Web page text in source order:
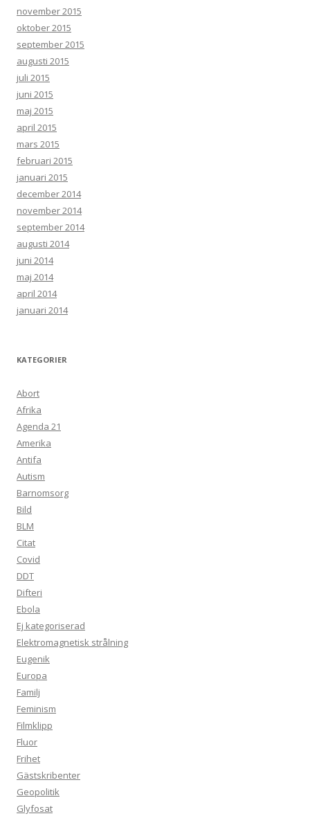
november 2015
oktober 2015
september 2015
augusti 2015
juli 2015
juni 2015
maj 2015
april 2015
mars 2015
februari 2015
januari 2015
december 2014
november 2014
september 2014
augusti 2014
juni 2014
maj 2014
april 2014
januari 2014
KATEGORIER
Abort
Afrika
Agenda 21
Amerika
Antifa
Autism
Barnomsorg
Bild
BLM
Citat
Covid
DDT
Difteri
Ebola
Ej kategoriserad
Elektromagnetisk strålning
Eugenik
Europa
Familj
Feminism
Filmklipp
Fluor
Frihet
Gästskribenter
Geopolitik
Glyfosat